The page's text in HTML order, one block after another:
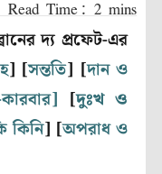
দ্য প্রফেট-এর
] [সন্ততি] [দান ও
[দুঃখ ও
কিনি] [অপরাধ ও